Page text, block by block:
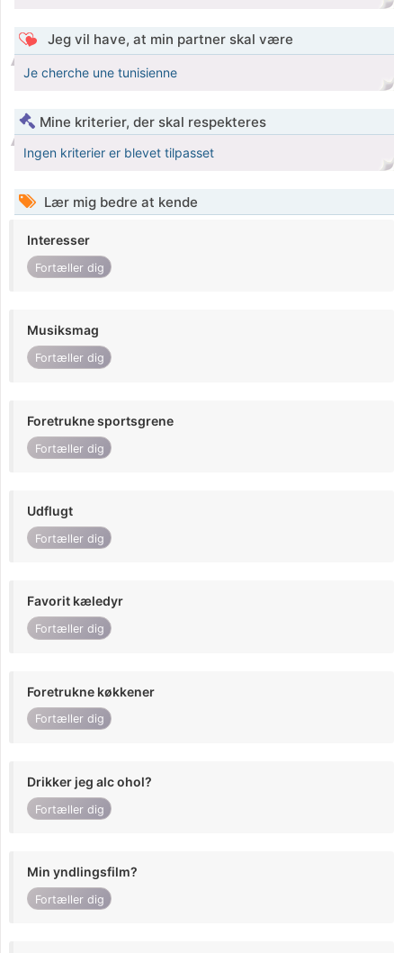
Jeg vil have, at min partner skal være
Je cherche une tunisienne
Mine kriterier, der skal respekteres
Ingen kriterier er blevet tilpasset
Lær mig bedre at kende
Interesser
Fortæller dig
Musiksmag
Fortæller dig
Foretrukne sportsgrene
Fortæller dig
Udflugt
Fortæller dig
Favorit kæledyr
Fortæller dig
Foretrukne køkkener
Fortæller dig
Drikker jeg alc ohol?
Fortæller dig
Min yndlingsfilm?
Fortæller dig